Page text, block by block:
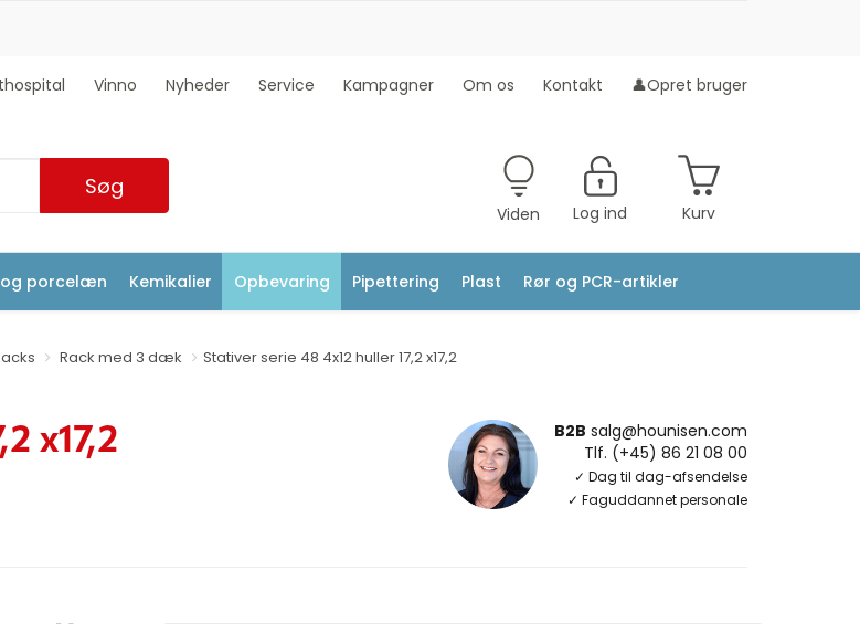
Vinno Nyheder Service Kampagner Om os Kontakt 👤Opret bruger
Søg
Viden Log ind Kurv
og porcelæn Kemikalier Opbevaring Pipettering Plast Rør og PCR-artikler
Rack med 3 dæk Stativer serie 48 4x12 huller 17,2 x17,2
x17,2 B2B salg@hounisen.com
Tlf. (+45) 86 21 08 00
✓ Dag til dag-afsendelse
✓ Faguddannet personale